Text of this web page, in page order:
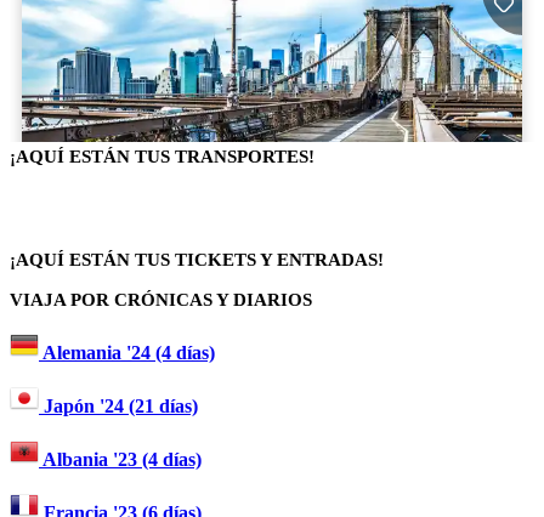
¡AQUÍ ESTÁN TUS TRANSPORTES!
¡AQUÍ ESTÁN TUS TICKETS Y ENTRADAS!
VIAJA POR CRÓNICAS Y DIARIOS
Alemania '24 (4 días)
Japón '24 (21 días)
Albania '23 (4 días)